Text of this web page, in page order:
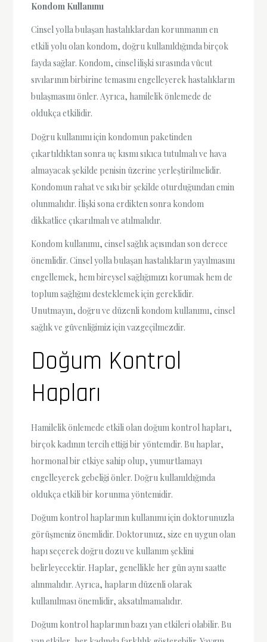
Kondom Kullanımı
Cinsel yolla bulaşan hastalıklardan korunmanın en
etkili yolu olan kondom, doğru kullanıldığında birçok
fayda sağlar. Kondom, cinsel ilişki sırasında vücut
sıvılarının birbirine temasını engelleyerek hastalıkların
bulaşmasını önler. Ayrıca, hamilelik önlemede de
oldukça etkilidir.
Doğru kullanımı için kondomun paketinden
çıkartıldıktan sonra uç kısmı sıkıca tutulmalı ve hava
almayacak şekilde penisin üzerine yerleştirilmelidir.
Kondomun rahat ve sıkı bir şekilde oturduğundan emin
olunmalıdır. İlişki sona erdikten sonra kondom
dikkatlice çıkarılmalı ve atılmalıdır.
Kondom kullanımı, cinsel sağlık açısından son derece
önemlidir. Cinsel yolla bulaşan hastalıkların yayılmasını
engellemek, hem bireysel sağlığımızı korumak hem de
toplum sağlığını desteklemek için gereklidir.
Unutmayın, doğru ve düzenli kondom kullanımı, cinsel
sağlık ve güvenliğimiz için vazgeçilmezdir.
Doğum Kontrol
Hapları
Hamilelik önlemede etkili olan doğum kontrol hapları,
birçok kadının tercih ettiği bir yöntemdir. Bu haplar,
hormonal bir etkiye sahip olup, yumurtlamayı
engelleyerek gebeliği önler. Doğru kullanıldığında
oldukça etkili bir korunma yöntemidir.
Doğum kontrol haplarının kullanımı için doktorunuzla
görüşmeniz önemlidir. Doktorunuz, size en uygun olan
hapı seçerek doğru dozu ve kullanım şeklini
belirleyecektir. Haplar, genellikle her gün aynı saatte
alınmalıdır. Ayrıca, hapların düzenli olarak
kullanılması önemlidir, aksatılmamalıdır.
Doğum kontrol haplarının bazı yan etkileri olabilir. Bu